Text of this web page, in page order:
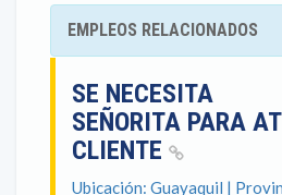
EMPLEOS RELACIONADOS
SE NECESITA
SEÑORITA PARA
CLIENTE
Ubicación: Guayaquil |